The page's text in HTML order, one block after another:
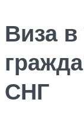
Виза
СНГ